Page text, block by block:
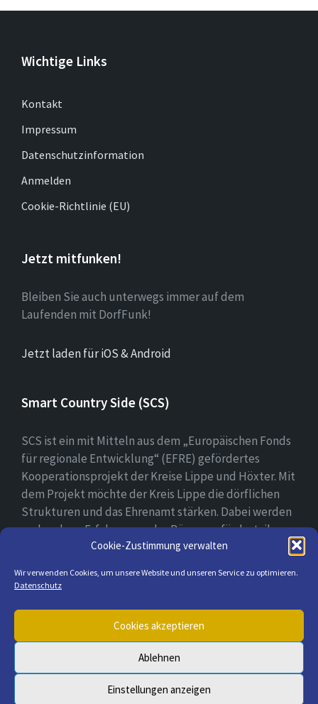
Cookie-Zustimmung verwalten
Wir verwenden Cookies, um unsere Website und unseren Service zu optimieren.
Datenschutz
Cookies akzeptieren
Ablehnen
Einstellungen anzeigen
Wichtige Links
Kontakt
Impressum
Datenschutzinformation
Anmelden
Cookie-Richtlinie (EU)
Jetzt mitfunken!
Bleiben Sie auch unterwegs immer auf dem
Laufenden mit DorfFunk!
Jetzt laden für iOS & Android
Smart Country Side (SCS)
SCS ist ein mit Mitteln aus dem „Europäischen Fonds
für regionale Entwicklung“ (EFRE) gefördertes
Kooperationsprojekt der Kreise Lippe und Höxter. Mit
dem Projekt möchte der Kreis Lippe die dörflichen
Strukturen und das Ehrenamt stärken. Dabei werden
vorhandene Erfahrungen der Bürger gefördert, ihre
digitale Kompetenz gestärkt und bei der Erprobung
© 2026 Lügde & seine Ortsteile